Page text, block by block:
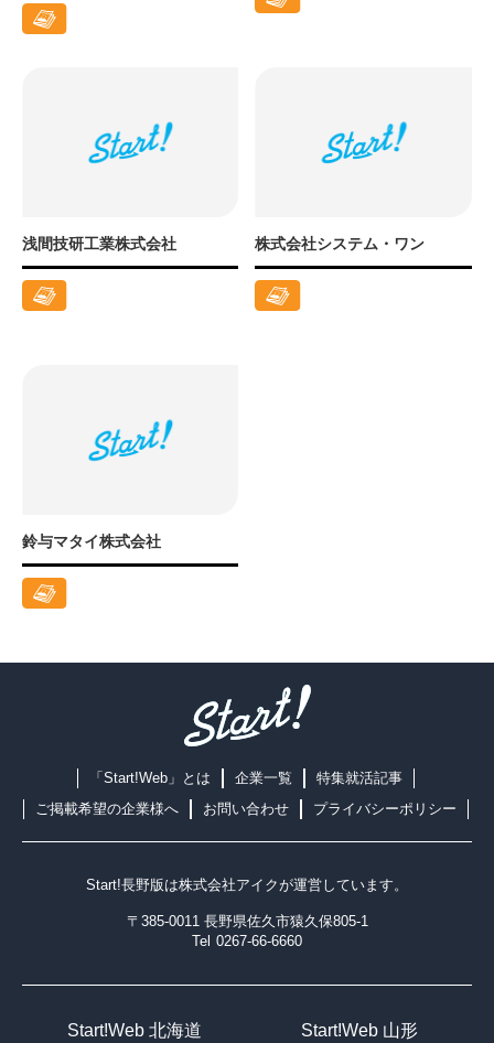
浅間技研工業株式会社 株式会社システム・ワン
鈴与マタイ株式会社
「Start!Web」とは 企業一覧
特集就活記事
ご掲載希望の企業様へ
お問い合わせ プライバシーポリシー
Start!長野版は株式会社アイクが運営しています。
〒385-0011 長野県佐久市猿久保805-1
Tel 0267-66-6660
Start!Web 北海道 Start!Web 山形